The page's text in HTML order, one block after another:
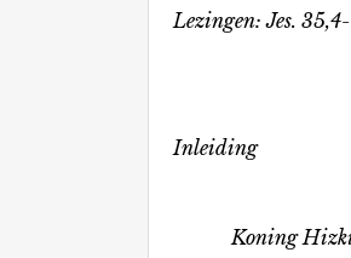
Lezingen: Jes.
Inleiding
Koning